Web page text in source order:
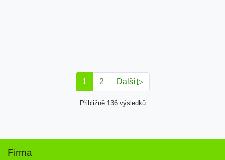
1 2 Další ▷
Přibližně 136 výsledků
Firma